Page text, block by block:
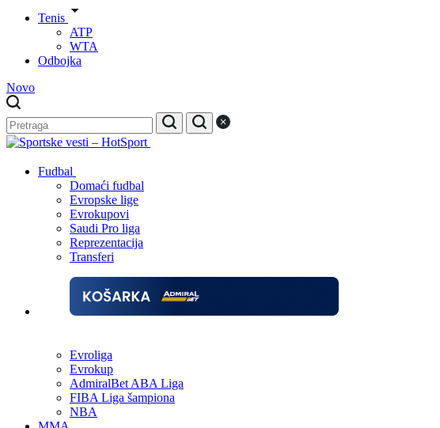
Tenis
ATP
WTA
Odbojka
Novo
Fudbal
Domaći fudbal
Evropske lige
Evrokupovi
Saudi Pro liga
Reprezentacija
Transferi
Evroliga
Evrokup
AdmiralBet ABA Liga
FIBA Liga šampiona
NBA